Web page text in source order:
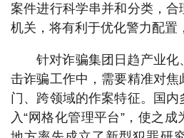
案件进行科学串并和分类，
机关，将有利于优化警力配置
针对诈骗集团日趋产业
击诈骗工作中，需要精准对
门、跨领域的作案特征。国
入“网格化管理平台”，使之